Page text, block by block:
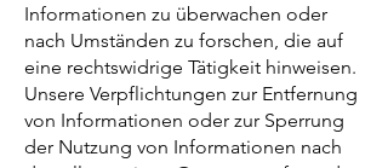
Informationen zu überwachen oder
nach Umständen zu forschen, die auf
eine rechtswidrige Tätigkeit hinweisen.
Unsere Verpflichtungen zur Entfernung
von Informationen oder zur Sperrung
der Nutzung von Informationen nach